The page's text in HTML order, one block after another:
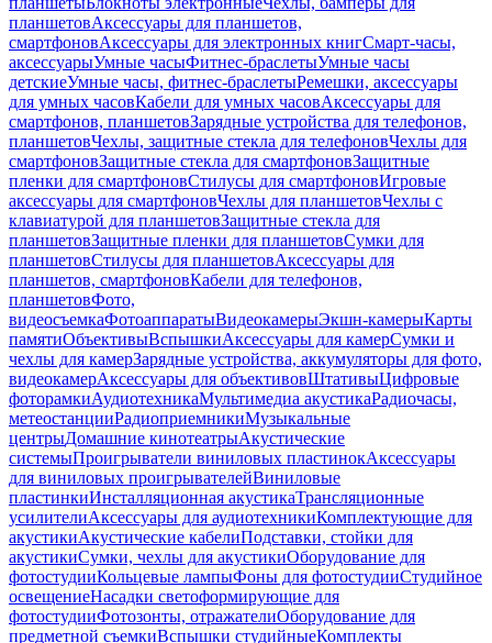
планшетовАксессуары для планшетов,
смартфоновАксессуары для электронных книгСмарт-часы,
аксессуарыУмные часыФитнес-браслетыУмные часы
детскиеУмные часы, фитнес-браслетыРемешки, аксессуары
для умных часовКабели для умных часовАксессуары для
смартфонов, планшетовЗарядные устройства для телефонов,
планшетовЧехлы, защитные стекла для телефоновЧехлы для
смартфоновЗащитные стекла для смартфоновЗащитные
пленки для смартфоновСтилусы для смартфоновИгровые
аксессуары для смартфоновЧехлы для планшетовЧехлы с
клавиатурой для планшетовЗащитные стекла для
планшетовЗащитные пленки для планшетовСумки для
планшетовСтилусы для планшетовАксессуары для
планшетов, смартфоновКабели для телефонов,
планшетовФото,
видеосъемкаФотоаппаратыВидеокамерыЭкшн-камерыКарты
памятиОбъективыВспышкиАксессуары для камерСумки и
чехлы для камерЗарядные устройства, аккумуляторы для фото,
видеокамерАксессуары для объективовШтативыЦифровые
фоторамкиАудиотехникаМультимедиа акустикаРадиочасы,
метеостанцииРадиоприемникиМузыкальные
центрыДомашние кинотеатрыАкустические
системыПроигрыватели виниловых пластинокАксессуары
для виниловых проигрывателейВиниловые
пластинкиИнсталляционная акустикаТрансляционные
усилителиАксессуары для аудиотехникиКомплектующие для
акустикиАкустические кабелиПодставки, стойки для
акустикиСумки, чехлы для акустикиОборудование для
фотостудииКольцевые лампыФоны для фотостудииСтудийное
освещениеНасадки светоформирующие для
фотостудииФотозонты, отражателиОборудование для
предметной съемкиВспышки студийныеКомплекты